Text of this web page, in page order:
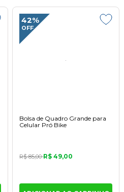
42%
OFF
Bolsa de Quadro Grande para
Celular Pró Bike
R$ 85,00R$ 49,00